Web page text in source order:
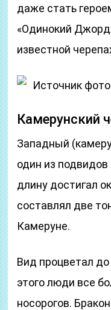
даже стать
«Одинокий
известной
Источник
Камерунский
Западный
один из
длину достигал
составлял две
Камеруне.
Вид процветал до
этого люди все
носорогов.